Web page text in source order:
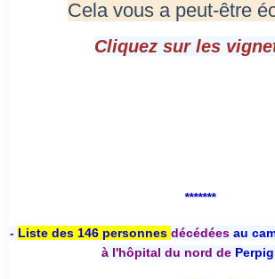
Cela vous a peut-être
Cliquez sur les
*******
- Liste des 146 personnes décédées au
à l'hôpital du nord de